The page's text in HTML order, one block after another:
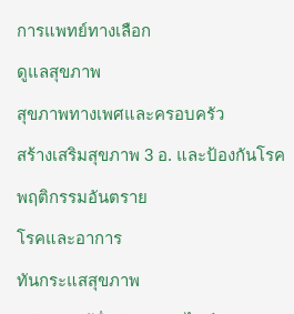
การแพทย์ทางเลือก
ดูแลสุขภาพ
สุขภาพทางเพศและครอบครัว
สร้างเสริมสุขภาพ 3 อ. ​และป้องกันโรค
พฤติกรรมอันตราย
โรคและอาการ
ทันกระแสสุขภาพ